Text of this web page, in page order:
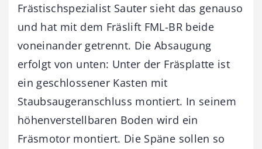
Frästischspezialist Sauter sieht das genauso
und hat mit dem Fräslift FML-BR beide
voneinander getrennt. Die Absaugung
erfolgt von unten: Unter der Fräsplatte ist
ein geschlossener Kasten mit
Staubsaugeranschluss montiert. In seinem
höhenverstellbaren Boden wird ein
Fräsmotor montiert. Die Späne sollen so